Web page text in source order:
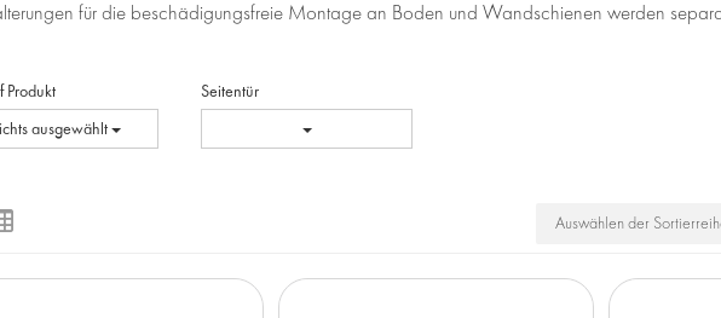
für die beschädigungsfreie Montage an Boden und Wandschienen werden
Produkt
ausgewählt
Seitentür